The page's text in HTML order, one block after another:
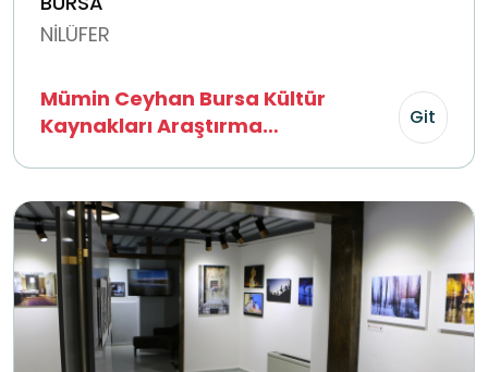
NİLÜFER
Mümin Ceyhan Bursa Kültür
Kaynakları Araştırma
Git